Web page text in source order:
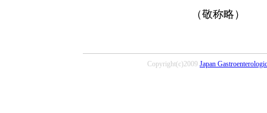
（敬称略）
Copyright(c)2009 Japan